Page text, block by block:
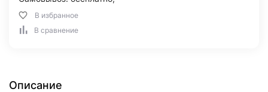
В избранное
В сравнение
Описание